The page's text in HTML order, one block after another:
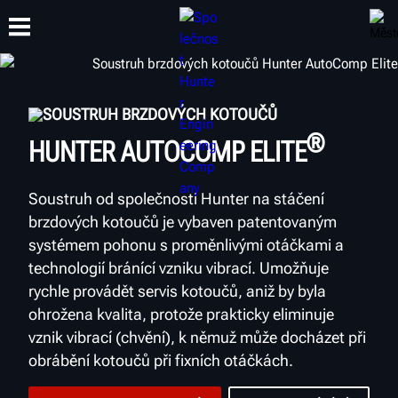
ŠKOLENÍ
SOUSTRUH BRZDOVÝCH KOTOUČŮ
HUNTER AUTOCOMP ELITE®
Soustruh od společnosti Hunter na stáčení
brzdových kotoučů je vybaven patentovaným
systémem pohonu s proměnlivými otáčkami a
technologií bránící vzniku vibrací. Umožňuje
rychle provádět servis kotoučů, aniž by byla
ohrožena kvalita, protože prakticky eliminuje
vznik vibrací (chvění), k němuž může docházet při
obrábění kotoučů při fixních otáčkách.